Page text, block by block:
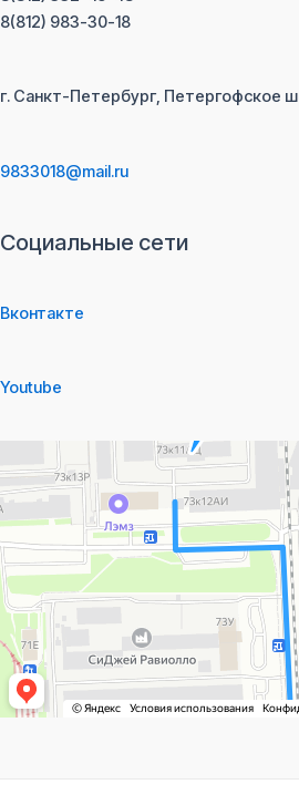
8(812) 983-30-18
г. Санкт-Петербург, Петергофское
9833018@mail.ru
Социальные сети
Вконтакте
Youtube